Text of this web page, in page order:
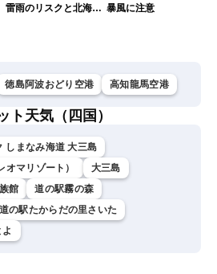
雨のリスクと北海道 暴風に注意
徳島阿波おどり空港 高知龍馬空港
ト天気（四国）
しまなみ海道 大三島
マリゾート）
大三島
館
道の駅霧の森
道の駅たからだの里さいた